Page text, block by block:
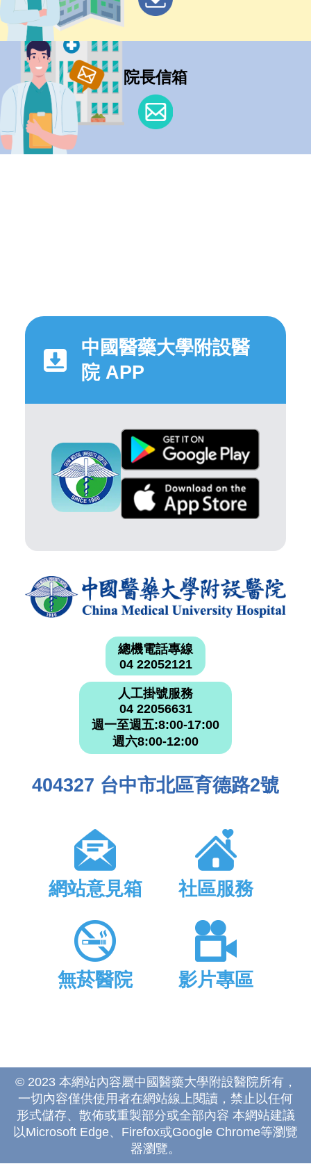
院長信箱
中國醫藥大學附設醫
院 APP
總機電話專線
04 22052121
人工掛號服務
04 22056631
週一至週五:8:00-17:00
週六8:00-12:00
404327 台中市北區育德路2號
網站意見箱 社區服務
無菸醫院 影片專區
© 2023 本網站內容屬中國醫藥大學附設醫院所有，
一切內容僅供使用者在網站線上閱讀，禁止以任何
形式儲存、散佈或重製部分或全部內容 本網站建議
以Microsoft Edge、Firefox或Google Chrome等瀏覽
器瀏覽。